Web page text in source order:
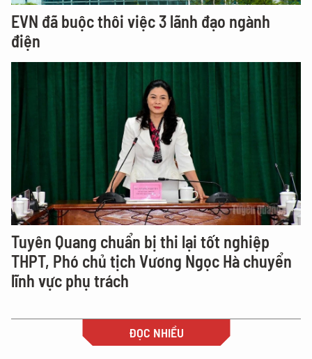
EVN đã buộc thôi việc 3 lãnh đạo ngành
điện
Tuyên Quang chuẩn bị thi lại tốt nghiệp
THPT, Phó chủ tịch Vương Ngọc Hà chuyển
lĩnh vực phụ trách
ĐỌC NHIỀU